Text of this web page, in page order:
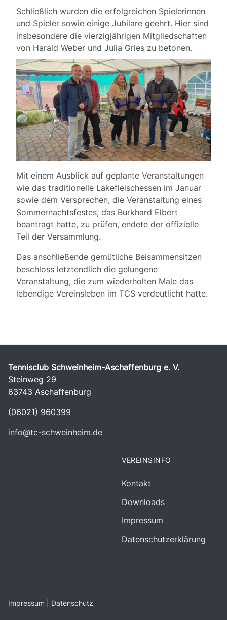
Schließlich wurden die erfolgreichen Spielerinnen
und Spieler sowie einige Jubilare geehrt. Hier sind
insbesondere die vierzigjährigen Mitgliedschaften
von Harald Weber und Julia Gries zu betonen.
Mit einem Ausblick auf geplante Veranstaltungen
wie das traditionelle Lakefleischessen im Januar
sowie dem Versprechen, die Veranstaltung eines
Sommernachtsfestes, das Burkhard Elbert
beantragt hatte, zu prüfen, endete der offizielle
Teil der Versammlung.
Das anschließende gemütliche Beisammensitzen
beschloss letztendlich die gelungene
Veranstaltung, die zum wiederholten Male das
lebendige Vereinsleben im TCS verdeutlicht hatte.
Tennisclub Schweinheim-Aschaffenburg e. V.
Steinweg 29
63743 Aschaffenburg
(06021) 960399
info@tc-schweinheim.de
VEREINSINFO
Kontakt
Downloads
Impressum
Datenschutzerklärung
Impressum Datenschutz